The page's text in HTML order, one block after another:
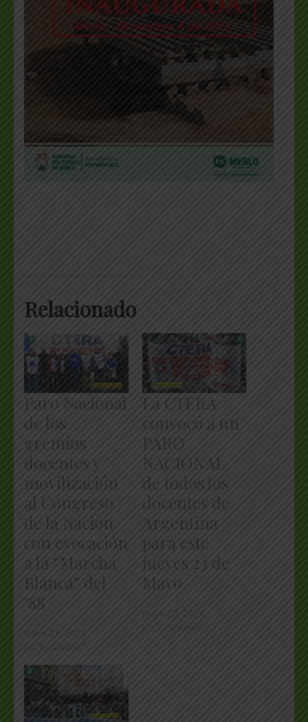
Relacionado
Paro Nacional
de los
gremios
docentes y
movilización
al Congreso
de la Nación
con evocación
a la “Marcha
Blanca” del
‘88
La CTERA
convocó a un
PARO
NACIONAL
de todos los
docentes de
Argentina
para este
jueves 23 de
Mayo